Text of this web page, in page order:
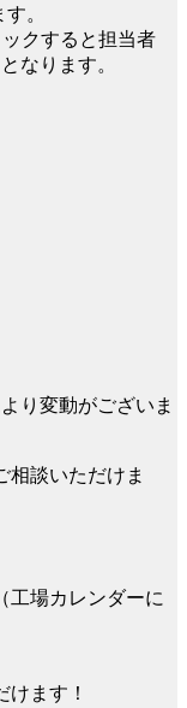
。
クすると担当者
なります。
り変動がございま
相談いただけま
工場カレンダーに
ます！